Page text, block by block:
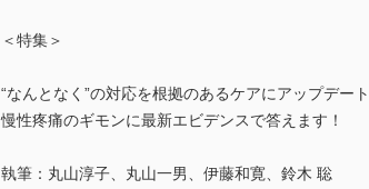
＜特集＞
“なんとなく”の対応を根拠のあるケアにアップデート
慢性疼痛のギモンに最新エビデンスで答えます！
執筆：丸山淳子、丸山一男、伊藤和寛、鈴木 聡